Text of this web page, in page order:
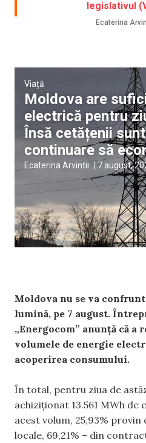
legislativul
Ecaterina
Viață
Moldova are
electrică pentru
Însă cetățenii
continuare să
Ecaterina Arvintii |7 august,
Moldova nu se va
lumină, pe 7 august.
„Energocom” anunță că a
volumele de energie
acoperirea consumului.
În total, pentru ziua de
achiziționat 13.561 MWh de
acest volum, 25,93%
locale, 69,21% – din